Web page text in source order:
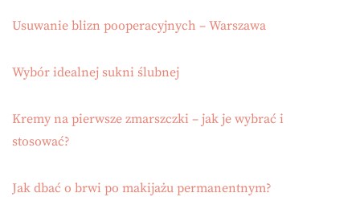
Usuwanie blizn pooperacyjnych – Warszawa
Wybór idealnej sukni ślubnej
Kremy na pierwsze zmarszczki – jak je wybrać i
stosować?
Jak dbać o brwi po makijażu permanentnym?